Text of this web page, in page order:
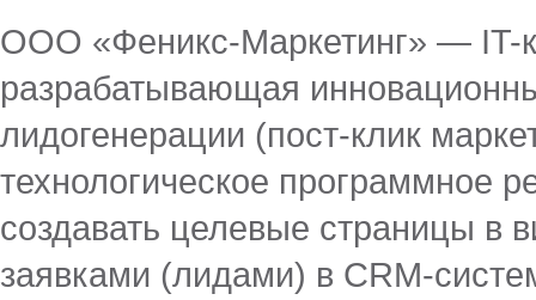
ООО «Феникс-Маркетинг» — IT-
разрабатывающая
лидогенерации (пост-клик
технологическое программное
создавать целевые страницы в
заявками (лидами) в CRM-